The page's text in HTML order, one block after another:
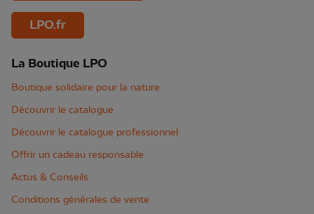
LPO.fr
La Boutique LPO
Boutique solidaire pour la nature
Découvrir le catalogue
Découvrir le catalogue professionnel
Offrir un cadeau responsable
Actus & Conseils
Conditions générales de vente